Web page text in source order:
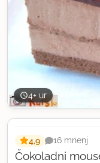
4+ ur
Čokoladni
4,9 16 mnenj